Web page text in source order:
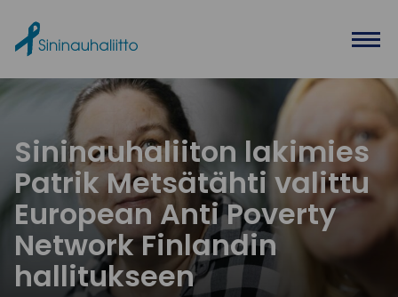
Sininauhaliiton lakimies
Patrik Metsätähti valittu
European Anti Poverty
Network Finlandin
hallitukseen